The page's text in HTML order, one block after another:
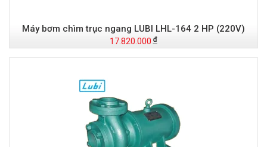
Máy bơm chìm trục ngang LUBI LHL-164 2 HP (220V)
17.820.000